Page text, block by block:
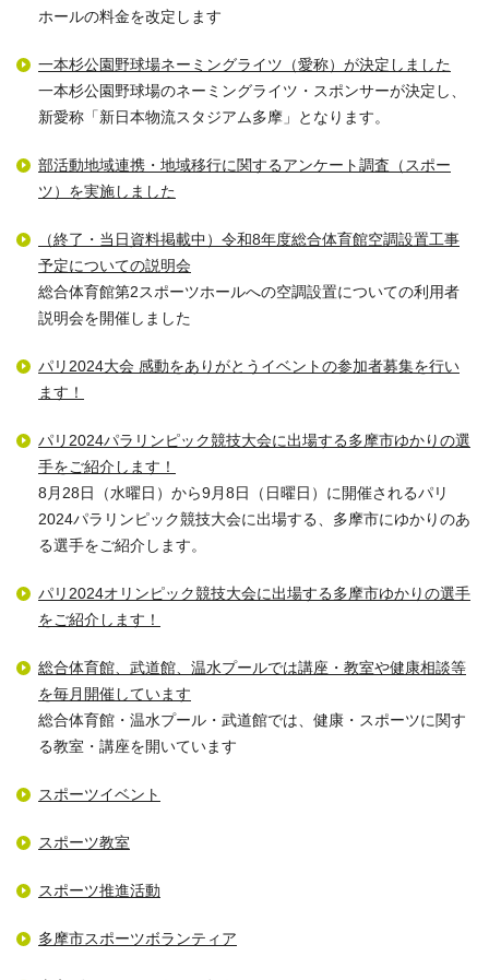
ホールの料金を改定します
一本杉公園野球場ネーミングライツ（愛称）が決定しました
一本杉公園野球場のネーミングライツ・スポンサーが決定し、
新愛称「新日本物流スタジアム多摩」となります。
部活動地域連携・地域移行に関するアンケート調査（スポー
ツ）を実施しました
（終了・当日資料掲載中）令和8年度総合体育館空調設置工事
予定についての説明会
総合体育館第2スポーツホールへの空調設置についての利用者
説明会を開催しました
パリ2024大会 感動をありがとうイベントの参加者募集を行い
ます！
パリ2024パラリンピック競技大会に出場する多摩市ゆかりの選
手をご紹介します！
8月28日（水曜日）から9月8日（日曜日）に開催されるパリ
2024パラリンピック競技大会に出場する、多摩市にゆかりのあ
る選手をご紹介します。
パリ2024オリンピック競技大会に出場する多摩市ゆかりの選手
をご紹介します！
総合体育館、武道館、温水プールでは講座・教室や健康相談等
を毎月開催しています
総合体育館・温水プール・武道館では、健康・スポーツに関す
る教室・講座を開いています
スポーツイベント
スポーツ教室
スポーツ推進活動
多摩市スポーツボランティア